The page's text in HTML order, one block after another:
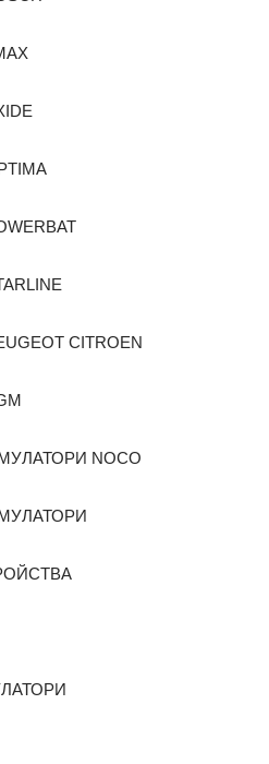
CITROEN
NOCO